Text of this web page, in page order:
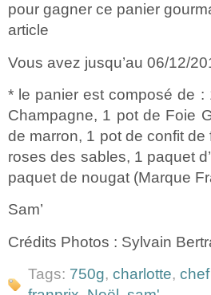
pour gagner ce panier
article
Vous avez jusqu’au 06/12/
* le panier est composé de :
Champagne, 1 pot de Foie
de marron, 1 pot de confit
roses des sables, 1 paquet
paquet de nougat (Marque
Sam’
Crédits Photos : Sylvain
Tags: 750g, charlotte,